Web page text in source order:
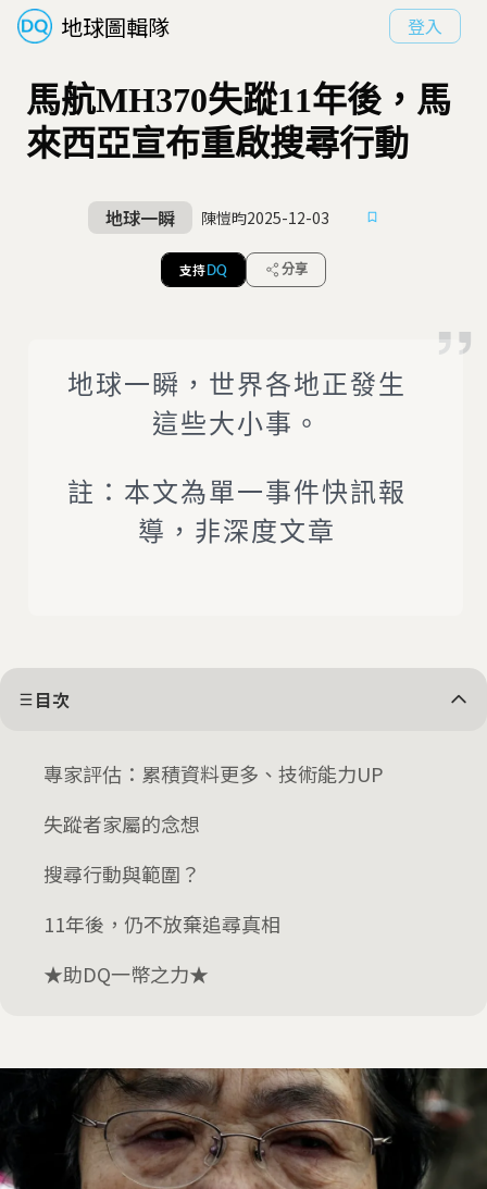
地球圖輯隊 登入
馬航MH370失蹤11年後，馬
來西亞宣布重啟搜尋行動
地球一瞬 陳愷昀2025-12-03
支持 DQ 分享
地球一瞬，世界各地正發生
這些大小事。
註：本文為單一事件快訊報
導，非深度文章
目次
專家評估：累積資料更多、技術能力UP
失蹤者家屬的念想
搜尋行動與範圍？
11年後，仍不放棄追尋真相
★助DQ一幣之力★